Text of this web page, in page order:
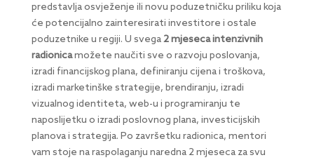
predstavlja osvježenje ili novu poduzetničku priliku koja
će potencijalno zainteresirati investitore i ostale
poduzetnike u regiji. U svega2 mjeseca intenzivnih
radionicamožete naučiti sve o razvoju poslovanja,
izradi financijskog plana, definiranju cijena i troškova,
izradi marketinške strategije, brendiranju, izradi
vizualnog identiteta, web-u i programiranju te
naposlijetku o izradi poslovnog plana, investicijskih
planova i strategija. Po završetku radionica, mentori
vam stoje na raspolaganju naredna 2 mjeseca za svu